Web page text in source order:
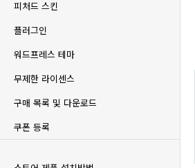
피처드 스킨
플러그인
워드프레스 테마
무제한 라이센스
구매 목록 및 다운로드
쿠폰 등록